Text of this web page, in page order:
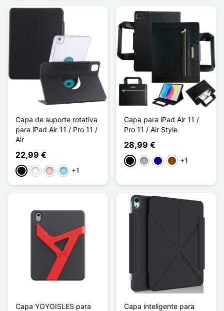
Capa de suporte rotativa
para iPad Air 11 / Pro 11 /
Air
22,99 €
PretoBrancoRosaAzul Claro
+1
Capa para iPad Air 11 /
Pro 11 / Air Style
28,99 €
PretoCinzentoAzul Escuro
Castanho
+1
Capa YOYOISLES para
Capa inteligente para